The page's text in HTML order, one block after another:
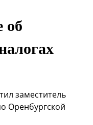
об
заместитель
Оренбургской